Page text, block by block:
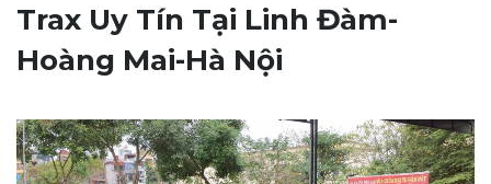
Trax Uy Tín Tại Linh Đàm-
Hoàng Mai-Hà Nội